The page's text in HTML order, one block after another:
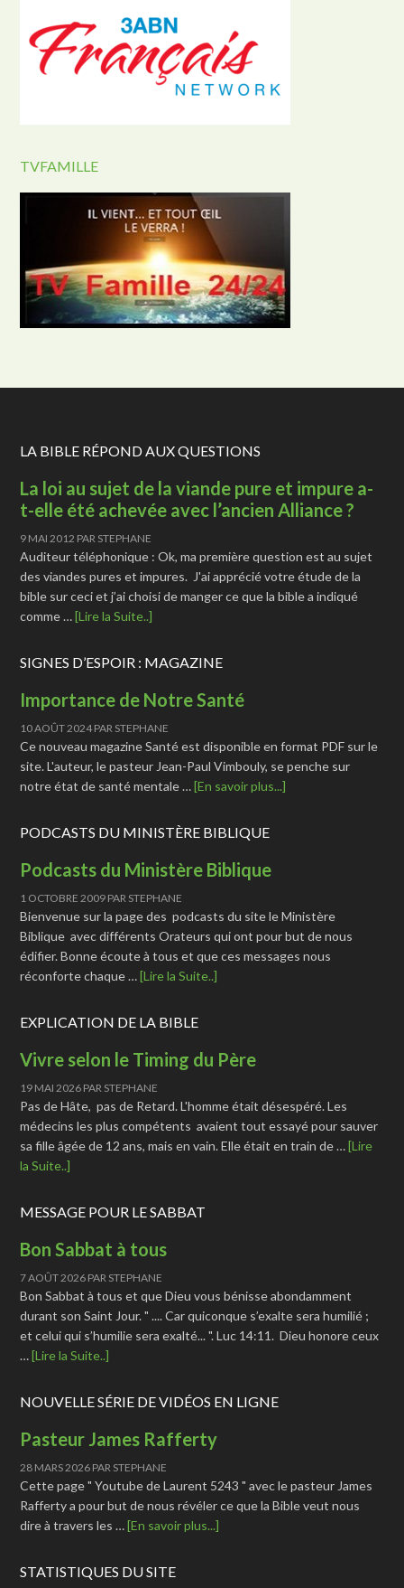
TVFAMILLE
LA BIBLE RÉPOND AUX QUESTIONS
La loi au sujet de la viande pure et impure a-
t-elle été achevée avec l’ancien Alliance ?
9 MAI 2012 PAR STEPHANE
Auditeur téléphonique : Ok, ma première question est au sujet
des viandes pures et impures. J'ai apprécié votre étude de la
bible sur ceci et j’ai choisi de manger ce que la bible a indiqué
comme …[Lire la Suite..]
SIGNES D’ESPOIR : MAGAZINE
Importance de Notre Santé
10 AOÛT 2024PAR STEPHANE
Ce nouveau magazine Santé est disponible en format PDF sur le
site. L'auteur, le pasteur Jean-Paul Vimbouly, se penche sur
notre état de santé mentale …[En savoir plus...]
PODCASTS DU MINISTÈRE BIBLIQUE
Podcasts du Ministère Biblique
1 OCTOBRE 2009 PAR STEPHANE
Bienvenue sur la page des podcasts du site le Ministère
Biblique avec différents Orateurs qui ont pour but de nous
édifier. Bonne écoute à tous et que ces messages nous
réconforte chaque …[Lire la Suite..]
EXPLICATION DE LA BIBLE
Vivre selon le Timing du Père
19 MAI 2026 PAR STEPHANE
Pas de Hâte, pas de Retard. L'homme était désespéré. Les
médecins les plus compétents avaient tout essayé pour sauver
sa fille âgée de 12 ans, mais en vain. Elle était en train de …[Lire
la Suite..]
MESSAGE POUR LE SABBAT
Bon Sabbat à tous
7 AOÛT 2026 PAR STEPHANE
Bon Sabbat à tous et que Dieu vous bénisse abondamment
durant son Saint Jour. " .... Car quiconque s’exalte sera humilié ;
et celui qui s’humilie sera exalté... ". Luc 14:11. Dieu honore ceux
…[Lire la Suite..]
NOUVELLE SÉRIE DE VIDÉOS EN LIGNE
Pasteur James Rafferty
28 MARS 2026 PAR STEPHANE
Cette page " Youtube de Laurent 5243 " avec le pasteur James
Rafferty a pour but de nous révéler ce que la Bible veut nous
dire à travers les …[En savoir plus...]
STATISTIQUES DU SITE